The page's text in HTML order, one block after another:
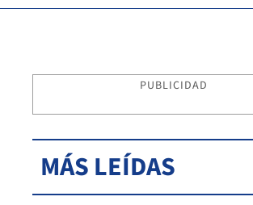
PUBLICIDAD
MÁS LEÍDAS